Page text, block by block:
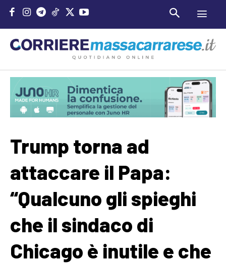
Trump torna ad
attaccare il Papa:
“Qualcuno gli spieghi
che il sindaco di
Chicago è inutile e che